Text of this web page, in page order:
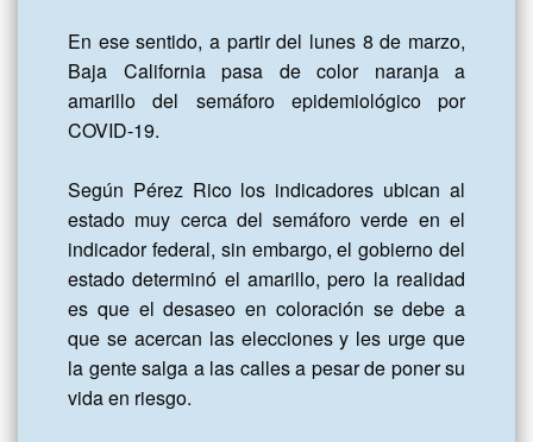
En ese sentido, a partir del lunes 8 de marzo,
Baja California pasa de color naranja a
amarillo del semáforo epidemiológico por
COVID-19.
Según Pérez Rico los indicadores ubican al
estado muy cerca del semáforo verde en el
indicador federal, sin embargo, el gobierno del
estado determinó el amarillo, pero la realidad
es que el desaseo en coloración se debe a
que se acercan las elecciones y les urge que
la gente salga a las calles a pesar de poner su
vida en riesgo.